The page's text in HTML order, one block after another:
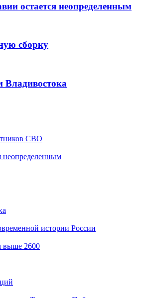
остается неопределенным
сборку
Владивостока
СВО
неопределенным
истории России
выше 2600